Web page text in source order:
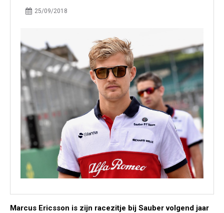
25/09/2018
Marcus Ericsson is zijn racezitje bij Sauber volgend jaar